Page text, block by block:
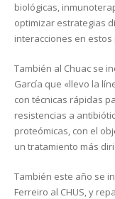
biológicas,
optimizar estrategias
interacciones en estos
También al Chuac se
García que «llevo la
con técnicas rápidas
resistencias a
proteómicas, con el
un tratamiento más
También este año se
Ferreiro al CHUS, y